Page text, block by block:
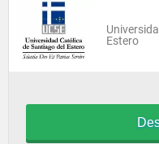
Estero